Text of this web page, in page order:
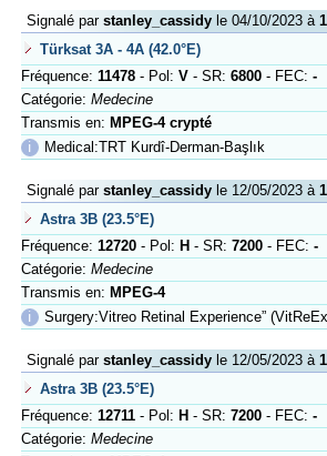
Signalé par stanley_cassidyle 04/10/2023 à
Türksat 3A - 4A (42.0°E)
Fréquence: 11478- Pol: V- SR: 6800- FEC: -
Catégorie: Medecine
Transmis en: MPEG-4 crypté
ℹ
Medical:TRT Kurdî-Derman-Başlık
Signalé par stanley_cassidyle 12/05/2023 à
Astra 3B (23.5°E)
Fréquence: 12720- Pol: H - SR: 7200- FEC: -
Catégorie: Medecine
Transmis en: MPEG-4
ℹ
Surgery:Vitreo Retinal Experience”
Signalé par stanley_cassidyle 12/05/2023 à
Astra 3B (23.5°E)
Fréquence: 12711- Pol: H - SR: 7200- FEC: -
Catégorie: Medecine